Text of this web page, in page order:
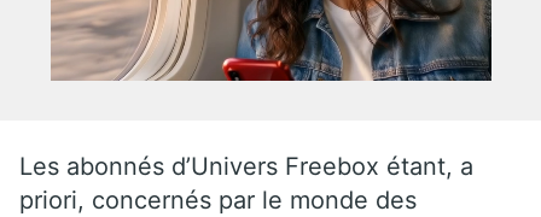
Les abonnés d’Univers Freebox étant, a
priori, concernés par le monde des